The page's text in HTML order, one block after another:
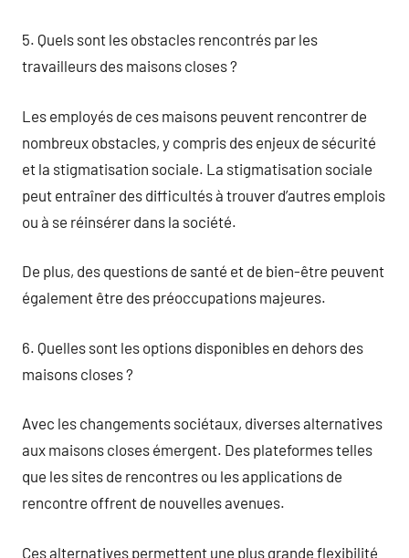
5. Quels sont les obstacles rencontrés par les
travailleurs des maisons closes ?
Les employés de ces maisons peuvent rencontrer de
nombreux obstacles, y compris des enjeux de sécurité
et la stigmatisation sociale. La stigmatisation sociale
peut entraîner des difficultés à trouver d’autres emplois
ou à se réinsérer dans la société.
De plus, des questions de santé et de bien-être peuvent
également être des préoccupations majeures.
6. Quelles sont les options disponibles en dehors des
maisons closes ?
Avec les changements sociétaux, diverses alternatives
aux maisons closes émergent. Des plateformes telles
que les sites de rencontres ou les applications de
rencontre offrent de nouvelles avenues.
Ces alternatives permettent une plus grande flexibilité